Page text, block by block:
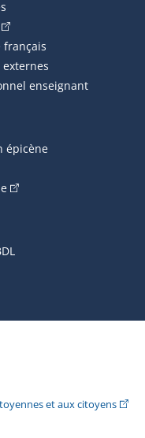
fenêtre.)
(Cet hyperlien externe
enseignant
épicène
(Cet hyperlien externe
nouvelle fenêtre.)
et aux citoyens(Cet